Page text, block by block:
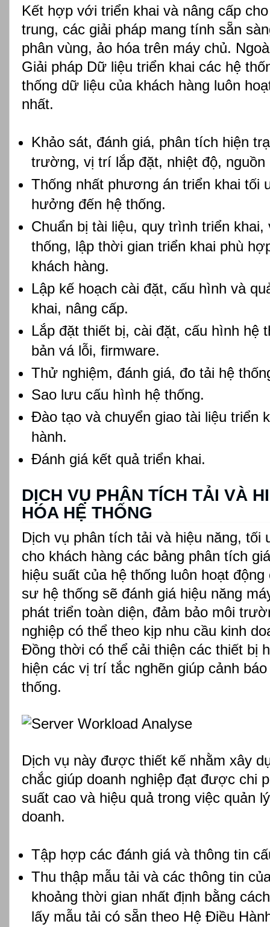
Kết hợp với triển khai và nâng cấp
trung, các giải pháp mang tính sẵn
phân vùng, ảo hóa trên máy chủ.
Giải pháp Dữ liệu triển khai các hệ
thống dữ liệu của khách hàng luôn
nhất.
Khảo sát, đánh giá, phân tích hiện
trường, vị trí lắp đặt, nhiệt độ,
Thống nhất phương án triển khai tối
hưởng đến hệ thống.
Chuẩn bị tài liệu, quy trình triển
thống, lập thời gian triển khai phù
khách hàng.
Lập kế hoạch cài đặt, cấu hình và
khai, nâng cấp.
Lắp đặt thiết bị, cài đặt, cấu hình hệ
bản vá lỗi, firmware.
Thử nghiệm, đánh giá, đo tải hệ
Sao lưu cấu hình hệ thống.
Đào tạo và chuyển giao tài liệu triển
hành.
Đánh giá kết quả triển khai.
DỊCH VỤ PHÂN TÍCH TẢI VÀ
HÓA HỆ THỐNG
Dịch vụ phân tích tải và hiệu năng, tối
cho khách hàng các bảng phân tích
hiệu suất của hệ thống luôn hoạt
sư hệ thống sẽ đánh giá hiệu năng
phát triển toàn diện, đảm bảo môi
nghiệp có thể theo kịp nhu cầu kinh
Đồng thời có thể cải thiện các thiết bị
hiện các vị trí tắc nghẽn giúp cảnh
thống.
Dịch vụ này được thiết kế nhằm xây
chắc giúp doanh nghiệp đạt được chi
suất cao và hiệu quả trong việc quản
doanh.
Tập hợp các đánh giá và thông tin
Thu thập mẫu tải và các thông tin
khoảng thời gian nhất định bằng
lấy mẫu tải có sẵn theo Hệ Điều